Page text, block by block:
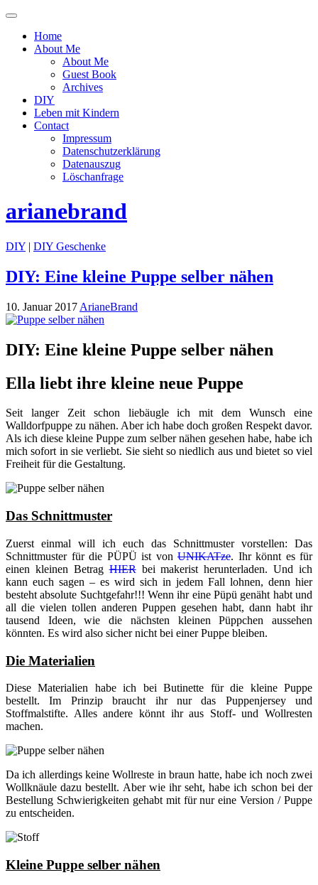
Menü
oder
ausblenden
Home
About Me
About Me
Guest Book
Archives
DIY
Leben mit Kindern
Contact
Impressum
Datenschutzerklärung
Datenauszug
Löschanfrage
arianebrand
DIY | DIY Geschenke
DIY: Eine kleine Puppe selber nähen
10. Januar 2017 ArianeBrand
DIY: Eine kleine Puppe selber nähen
Ella liebt ihre kleine neue Puppe
Seit langer Zeit schon liebäugle ich mit dem Wunsch eine
Walldorfpuppe zu nähen. Aber ich habe doch großen Respekt davor.
Als ich diese kleine Puppe zum selber nähen gesehen habe, habe ich
mich sofort in sie verliebt. Sie sieht so niedlich aus und bietet so viel
Freiheit für die Gestaltung.
Das Schnittmuster
Zuerst einmal will ich euch das Schnittmuster vorstellen: Das
Schnittmuster für die PÜPÜ ist von UNIKATze. Ihr könnt es für
einen kleinen BetragHIERbei makerist herunterladen. Und ich
kann euch sagen – es wird sich in jedem Fall lohnen, denn hier
besteht absolute Suchtgefahr!!! Wenn ihr eine Püpü genäht habt und
all die vielen tollen anderen Puppen gesehen habt, dann habt ihr
tausend Ideen, wie die nächsten kleinen Püppchen aussehen
könnten. Es wird also sicher nicht bei einer Puppe bleiben.
Die Materialien
Diese Materialien habe ich bei Butinette für die kleine Puppe
bestellt. Im Prinzip braucht ihr nur das Puppenjersey und
Stoffmalstifte. Alles andere könnt ihr aus Stoff- und Wollresten
machen.
Da ich allerdings keine Wollreste in braun hatte, habe ich noch zwei
Wollknäule dazu bestellt. Aber wie ihr seht, habe ich schon bei der
Bestellung Schwierigkeiten gehabt mit für nur eine Version / Puppe
zu entscheiden.
Kleine Puppe selber nähen